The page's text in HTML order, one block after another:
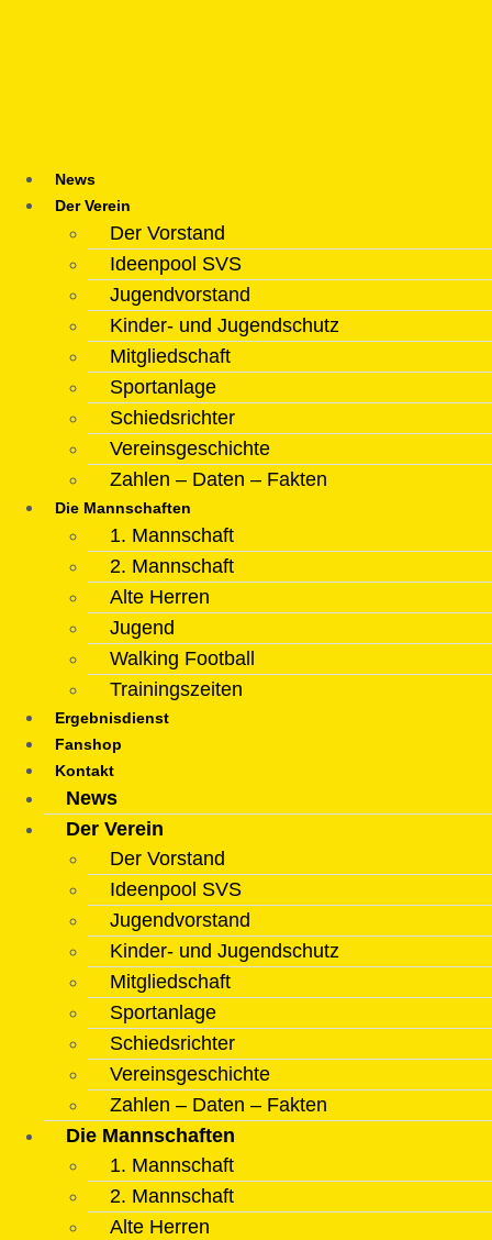
News
Der Verein
Der Vorstand
Ideenpool SVS
Jugendvorstand
Kinder- und Jugendschutz
Mitgliedschaft
Sportanlage
Schiedsrichter
Vereinsgeschichte
Zahlen – Daten – Fakten
Die Mannschaften
1. Mannschaft
2. Mannschaft
Alte Herren
Jugend
Walking Football
Trainingszeiten
Ergebnisdienst
Fanshop
Kontakt
News
Der Verein
Der Vorstand
Ideenpool SVS
Jugendvorstand
Kinder- und Jugendschutz
Mitgliedschaft
Sportanlage
Schiedsrichter
Vereinsgeschichte
Zahlen – Daten – Fakten
Die Mannschaften
1. Mannschaft
2. Mannschaft
Alte Herren